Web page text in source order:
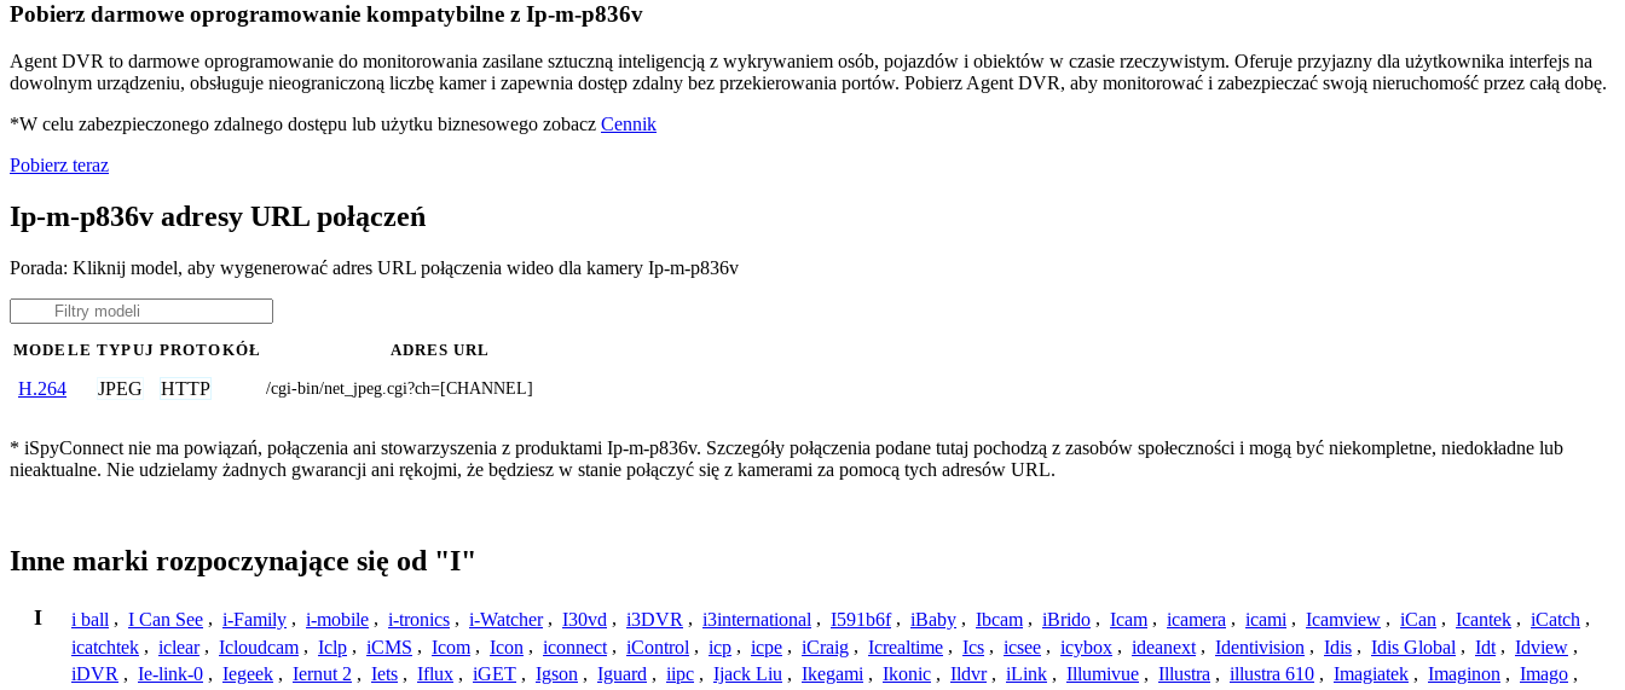
Pobierz darmowe oprogramowanie kompatybilne z Ip-m-p836v
Agent DVR to darmowe oprogramowanie do monitorowania zasilane sztuczną inteligencją z wykrywaniem osób, pojazdów i obiektów w czasie rzeczywistym. Oferuje przyjazny dla użytkownika interfejs na
dowolnym urządzeniu, obsługuje nieograniczoną liczbę kamer i zapewnia dostęp zdalny bez przekierowania portów. Pobierz Agent DVR, aby monitorować i zabezpieczać swoją nieruchomość przez całą dobę.
*W celu zabezpieczonego zdalnego dostępu lub użytku biznesowego zobacz Cennik
Pobierz teraz
Ip-m-p836v adresy URL połączeń
Porada: Kliknij model, aby wygenerować adres URL połączenia wideo dla kamery Ip-m-p836v
MODELE TYPUJ PROTOKÓŁ ADRES URL
H.264 JPEG HTTP /cgi-bin/net_jpeg.cgi?ch=[CHANNEL]
* iSpyConnect nie ma powiązań, połączenia ani stowarzyszenia z produktami Ip-m-p836v. Szczegóły połączenia podane tutaj pochodzą z zasobów społeczności i mogą być niekompletne, niedokładne lub
nieaktualne. Nie udzielamy żadnych gwarancji ani rękojmi, że będziesz w stanie połączyć się z kamerami za pomocą tych adresów URL.
Inne marki rozpoczynające się od "I"
I i ball , I Can See , i-Family , i-mobile , i-tronics , i-Watcher , I30vd , i3DVR , i3international , I591b6f , iBaby , Ibcam , iBrido , Icam , icamera , icami , Icamview , iCan , Icantek , iCatch ,
icatchtek , iclear , Icloudcam , Iclp , iCMS , Icom , Icon , iconnect , iControl , icp , icpe , iCraig , Icrealtime , Ics , icsee , icybox , ideanext , Identivision , Idis , Idis Global , Idt , Idview ,
iDVR , Ie-link-0 , Iegeek , Iernut 2 , Iets , Iflux , iGET , Igson , Iguard , iipc , Ijack Liu , Ikegami , Ikonic , Ildvr , iLink , Illumivue , Illustra , illustra 610 , Imagiatek , Imaginon , Imago ,